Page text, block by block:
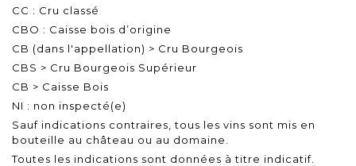
CC : Cru classé
CBO : Caisse bois d’origine
CB (dans l'appellation) > Cru Bourgeois
CBS > Cru Bourgeois Supérieur
CB > Caisse Bois
NI : non inspecté(e)
Sauf indications contraires, tous les vins sont mis en
bouteille au château ou au domaine.
Toutes les indications sont données à titre indicatif.